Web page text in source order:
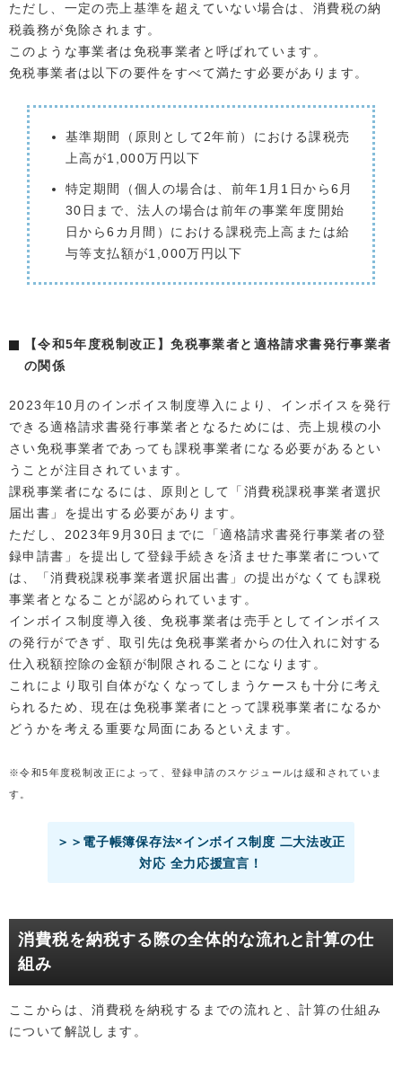
ただし、一定の売上基準を超えていない場合は、消費税の納
税義務が免除されます。
このような事業者は免税事業者と呼ばれています。
免税事業者は以下の要件をすべて満たす必要があります。
基準期間（原則として2年前）における課税売
上高が1,000万円以下
特定期間（個人の場合は、前年1月1日から6月
30日まで、法人の場合は前年の事業年度開始
日から6カ月間）における課税売上高または給
与等支払額が1,000万円以下
【令和5年度税制改正】免税事業者と適格請求書発行事業者
の関係
2023年10月のインボイス制度導入により、インボイスを発行
できる適格請求書発行事業者となるためには、売上規模の小
さい免税事業者であっても課税事業者になる必要があるとい
うことが注目されています。
課税事業者になるには、原則として「消費税課税事業者選択
届出書」を提出する必要があります。
ただし、2023年9月30日までに「適格請求書発行事業者の登
録申請書」を提出して登録手続きを済ませた事業者について
は、「消費税課税事業者選択届出書」の提出がなくても課税
事業者となることが認められています。
インボイス制度導入後、免税事業者は売手としてインボイス
の発行ができず、取引先は免税事業者からの仕入れに対する
仕入税額控除の金額が制限されることになります。
これにより取引自体がなくなってしまうケースも十分に考え
られるため、現在は免税事業者にとって課税事業者になるか
どうかを考える重要な局面にあるといえます。
※令和5年度税制改正によって、登録申請のスケジュールは緩和されていま
す。
＞＞電子帳簿保存法×インボイス制度 二大法改正
対応 全力応援宣言！
消費税を納税する際の全体的な流れと計算の仕
組み
ここからは、消費税を納税するまでの流れと、計算の仕組み
について解説します。